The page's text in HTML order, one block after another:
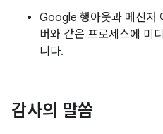
Google 행아웃과 메신저
버와 같은 프로세스에 미
니다.
감사의 말씀